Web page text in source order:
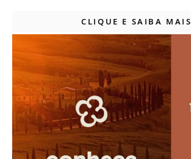
CLIQUE E SAIBA MAIS